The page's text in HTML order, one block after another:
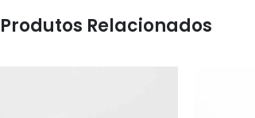
Produtos Relacionados